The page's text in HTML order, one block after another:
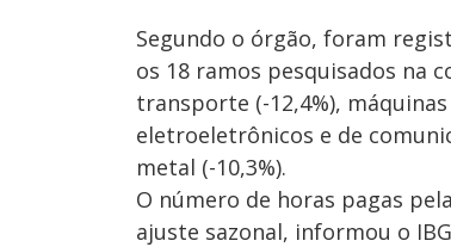
Segundo o órgão, foram
os 18 ramos pesquisados na
transporte (-12,4%),
eletroeletrônicos e de
metal (-10,3%).
O número de horas pagas
ajuste sazonal, informou o